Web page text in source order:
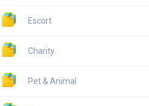
Escort
Charity
Pet & Animal